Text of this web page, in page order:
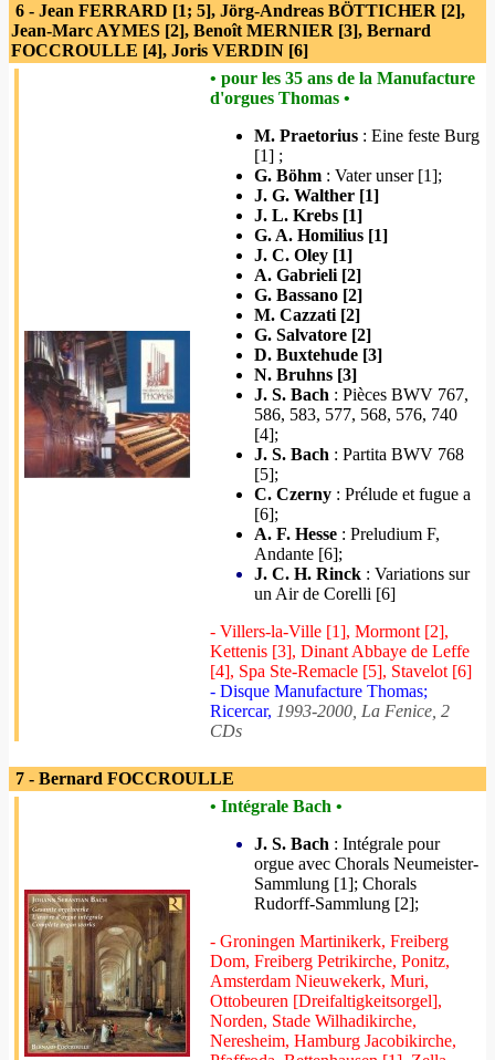
6 - Jean FERRARD [1; 5], Jörg-Andreas BÖTTICHER [2],
Jean-Marc AYMES [2], Benoît MERNIER [3], Bernard
FOCCROULLE [4], Joris VERDIN [6]
• pour les 35 ans de la Manufacture
d'orgues Thomas •
M. Praetorius : Eine feste Burg
[1] ;
G. Böhm : Vater unser [1];
J. G. Walther [1]
J. L. Krebs [1]
G. A. Homilius [1]
J. C. Oley [1]
A. Gabrieli [2]
G. Bassano [2]
M. Cazzati [2]
G. Salvatore [2]
D. Buxtehude [3]
N. Bruhns [3]
J. S. Bach : Pièces BWV 767,
586, 583, 577, 568, 576, 740
[4];
J. S. Bach : Partita BWV 768
[5];
C. Czerny : Prélude et fugue a
[6];
A. F. Hesse : Preludium F,
Andante [6];
J. C. H. Rinck : Variations sur
un Air de Corelli [6]
- Villers-la-Ville [1], Mormont [2],
Kettenis [3], Dinant Abbaye de Leffe
[4], Spa Ste-Remacle [5], Stavelot [6]
- Disque Manufacture Thomas;
Ricercar, 1993-2000, La Fenice, 2
CDs
7 - Bernard FOCCROULLE
• Intégrale Bach •
J. S. Bach : Intégrale pour
orgue avec Chorals Neumeister-
Sammlung [1]; Chorals
Rudorff-Sammlung [2];
- Groningen Martinikerk, Freiberg
Dom, Freiberg Petrikirche, Ponitz,
Amsterdam Nieuwekerk, Muri,
Ottobeuren [Dreifaltigkeitsorgel],
Norden, Stade Wilhadikirche,
Neresheim, Hamburg Jacobikirche,